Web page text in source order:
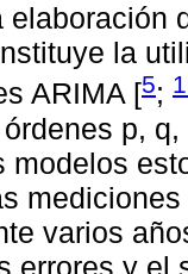
elaboración
la
ARIMA [5;
p,
modelos
varios
errores y el